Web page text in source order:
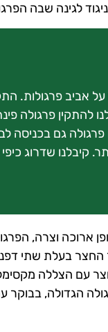
לגינה שבה
על אביב פרגולות.
להתקין פרגולה
גם בכניסה
קיבלנו שדרוג
ארוכה וצרה,
בעלת שתי
עם הצללה
הגדולה, בבוקר